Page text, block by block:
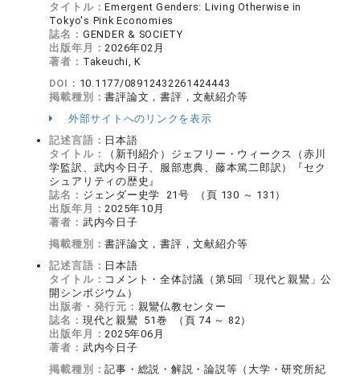
タイトル：Emergent Genders: Living Otherwise in
Tokyo's Pink Economies
誌名： GENDER & SOCIETY
出版年月：2026年02月
著者： Takeuchi, K
DOI： 10.1177/08912432261424443
掲載種別：書評論文，書評，文献紹介等
外部サイトへのリンクを表示
記述言語： 日本語
タイトル：
（新刊紹介）ジェフリー・ウィークス（赤川
学監訳、武内今日子、服部恵典、藤本篤二郎訳）『セク
シュアリティの歴史』
誌名： ジェンダー史学 21号 （頁 130 ～ 131）
出版年月：2025年10月
著者： 武内今日子
掲載種別：書評論文，書評，文献紹介等
記述言語： 日本語
タイトル： コメント・全体討議（第5回「現代と親鸞」公
開シンポジウム）
出版者・発行元： 親鸞仏教センター
誌名： 現代と親鸞 51巻 （頁 74 ～ 82）
出版年月：2025年06月
著者： 武内今日子
掲載種別：記事・総説・解説・論説等（大学・研究所紀